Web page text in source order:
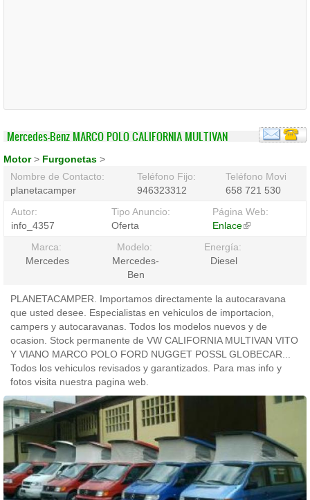
Mercedes-Benz MARCO POLO CALIFORNIA MULTIVAN
Motor> Furgonetas >
Nombre de Contacto:
planetacamper
Teléfono Fijo:
946323312
Teléfono Movil:
658 721 530
Autor:
info_4357
Tipo Anuncio:
Oferta
Página Web:
Enlace(link
Marca:
Mercedes
Modelo:
Mercedes-
Ben
Energía:
Diesel
PLANETACAMPER. Importamos directamente la autocaravana
que usted desee. Especialistas en vehiculos de importacion,
campers y autocaravanas. Todos los modelos nuevos y de
ocasion. Stock permanente de VW CALIFORNIA MULTIVAN VITO
Y VIANO MARCO POLO FORD NUGGET POSSL GLOBECAR...
Todos los vehiculos revisados y garantizados. Para mas info y
fotos visita nuestra pagina web.